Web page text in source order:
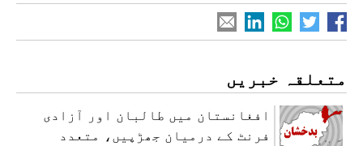
متعلقہ خبریں
افغانستان میں طالبان اور آزادی
فرنٹ کے درمیان جھڑپیں، متعدد